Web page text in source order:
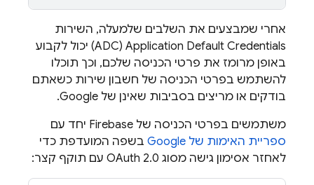
אחרי שמבצעים את השלבים שלמעלה, השירות
Application Default Credentials‏ (ADC) יכול לקבוע
באופן מרומז את פרטי הכניסה שלכם, וכך תוכלו
להשתמש בפרטי הכניסה של חשבון שירות כשאתם
בודקים או מריצים בסביבות שאינן של Google.
משתמשים בפרטי הכניסה של Firebase יחד עם
ספריית האימות של Google
בשפה המועדפת כדי
לאחזר אסימון גישה מסוג OAuth 2.0 עם תוקף קצר: